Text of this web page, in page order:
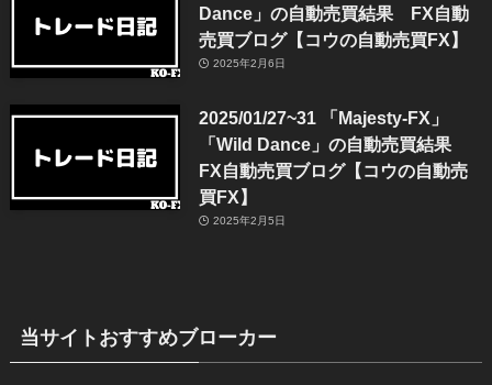
Dance」の自動売買結果 FX自動
売買ブログ【コウの自動売買FX】
2025年2月6日
2025/01/27~31 「Majesty-FX」
「Wild Dance」の自動売買結果
FX自動売買ブログ【コウの自動売
買FX】
2025年2月5日
当サイトおすすめブローカー